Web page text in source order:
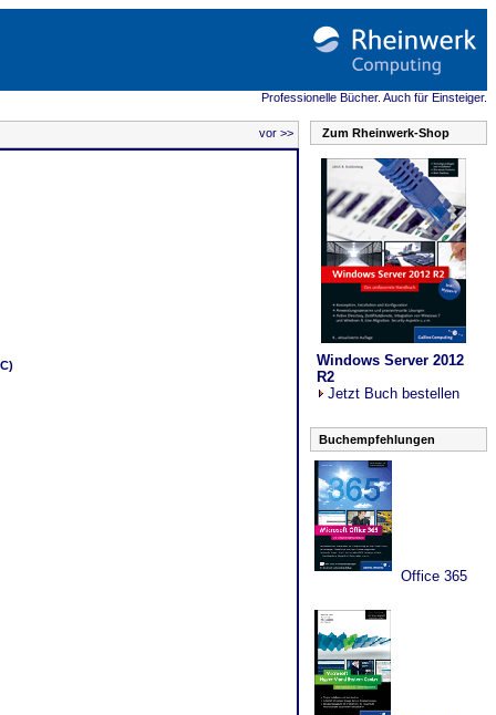
Professionelle Bücher. Auch für Einsteiger.
vor >> Zum Rheinwerk-Shop
Windows Server 2012
R2
Jetzt Buch bestellen
Buchempfehlungen
Office 365